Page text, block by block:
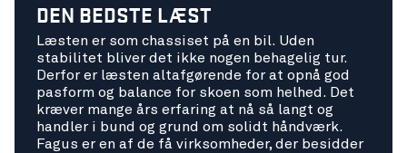
DEN BEDSTE LÆST
Læsten er som chassiset på en bil. Uden
stabilitet bliver det ikke nogen behagelig tur.
Derfor er læsten altafgørende for at opnå god
pasform og balance for skoen som helhed. Det
kræver mange års erfaring at nå så langt og
handler i bund og grund om solidt håndværk.
Fagus er en af de få virksomheder, der besidder